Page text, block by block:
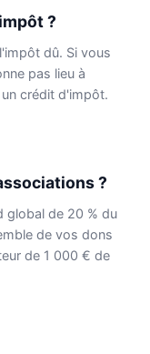
?
dû. Si vous
pas lieu à
crédit d'impôt.
?
global de 20 % du
de vos dons
de 1 000 € de